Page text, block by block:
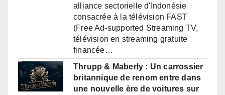
alliance sectorielle d'Indonésie
consacrée à la télévision FAST
(Free Ad-supported Streaming TV,
télévision en streaming gratuite
financée…
Thrupp & Maberly : Un carrossier
britannique de renom entre dans
une nouvelle ère de voitures sur